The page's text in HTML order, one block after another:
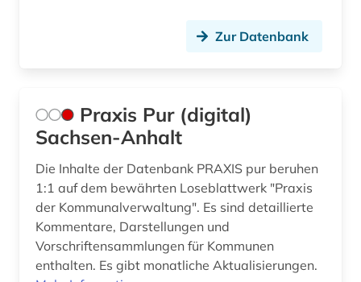
arbeitsgericht (1)
arbeitsgerichtsgesetz (1)
arbeitshilfen (1)
arbeitsmarktforschung (1)
arbeitsmedizin (1)
arbeitsrecht (66)
arbeitsrecht kommentar (1)
Liechtenstein (3)
Luxemburg (1)
Malta (1)
Mecklenburg-Vorpommern (2)
Mittelamerika (4)
Moldawien (2)
Zur Datenbank
Praxis Pur (digital)
Sachsen-Anhalt
Die Inhalte der Datenbank PRAXIS pur beruhen
1:1 auf dem bewährten Loseblattwerk "Praxis
der Kommunalverwaltung". Es sind detaillierte
Kommentare, Darstellungen und
Vorschriftensammlungen für Kommunen
enthalten. Es gibt monatliche Aktualisierungen.